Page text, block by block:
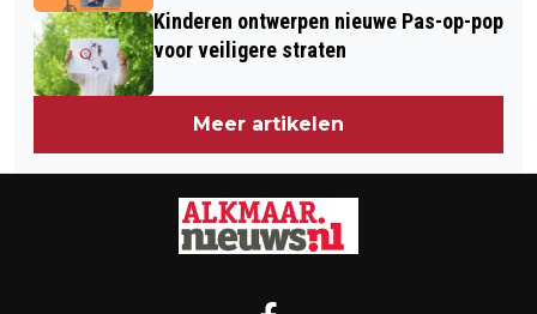
Kinderen ontwerpen nieuwe Pas-op-pop
voor veiligere straten
Meer artikelen